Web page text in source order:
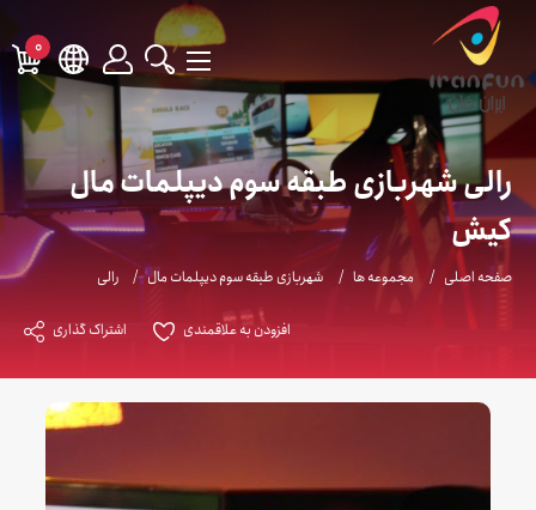
0
رالی شهربازی طبقه سوم دیپلمات مال
کیش
صفحه اصلی مجموعه ها شهربازی طبقه سوم دیپلمات مال رالی
افزودن به علاقمندی اشتراک گذاری